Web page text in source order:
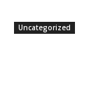
Uncategorized